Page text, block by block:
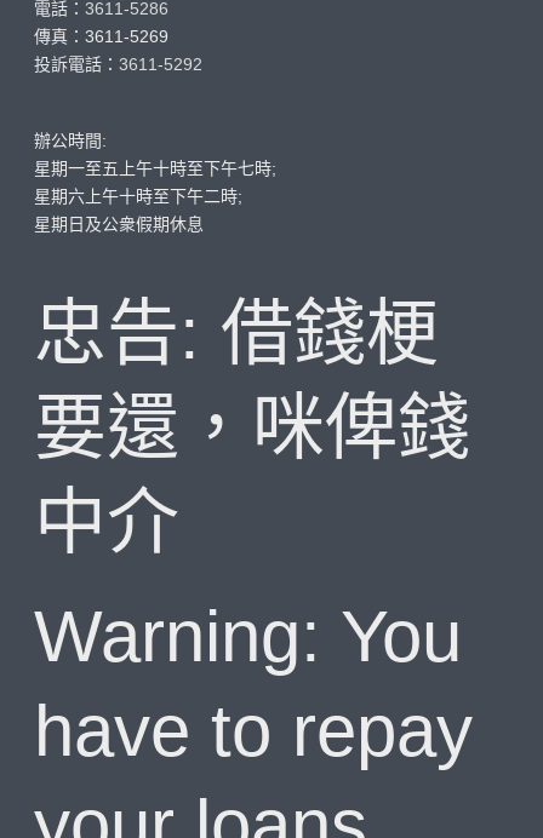
電話：3611-5286
傳真：3611-5269
投訴電話：3611-5292
辦公時間:
星期一至五上午十時至下午七時;
星期六上午十時至下午二時;
星期日及公衆假期休息
忠告: 借錢梗
要還，咪俾錢
中介
Warning: You
have to repay